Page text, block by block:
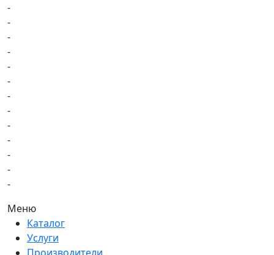
-
-
-
-
-
-
-
-
-
-
-
-
-
Меню
Каталог
Услуги